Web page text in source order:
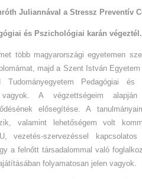
Juliannával a Stressz Preventív
és Pszichológiai karán
több magyarországi egyetemen
majd a Szent István
Tudományegyetem Pedagógiai
vagyok. A végzettségeim
elősegítése. A
valamint lehetőségem volt
vezetés-szervezéssel
a felnőtt társadalommal való
folyamatosan jelen vagyok.